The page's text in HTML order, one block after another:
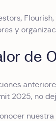
y
de
2025, no